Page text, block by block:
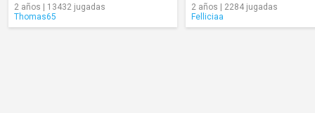
2 años | 13432 jugadas
Thomas65
2 años | 2284 jugadas
Felliciaa